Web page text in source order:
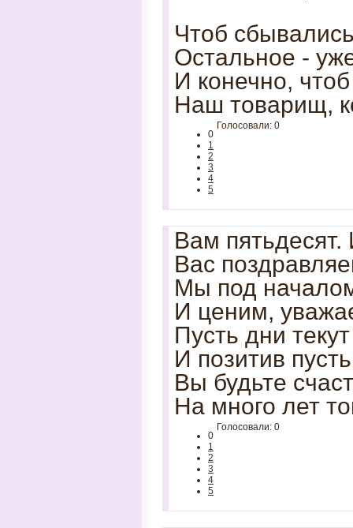
Чтоб
Остальное -
И конечно,
Наш товарищ,
0
1
2
3
4
5
Голосовали: 0
Вам
Вас
Мы под
И ценим,
Пусть дни
И позитив
Вы будьте
На много лет
0
1
2
3
4
5
Голосовали: 0